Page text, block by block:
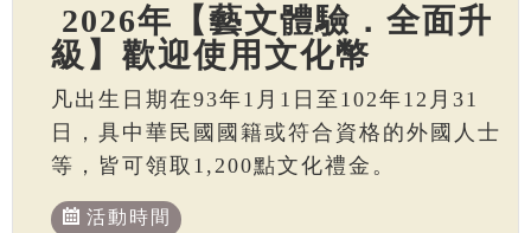
2026年【藝文體驗．全面升
級】歡迎使用文化幣
凡出生日期在93年1月1日至102年12月31
日，具中華民國國籍或符合資格的外國人士
等，皆可領取1,200點文化禮金。
活動時間